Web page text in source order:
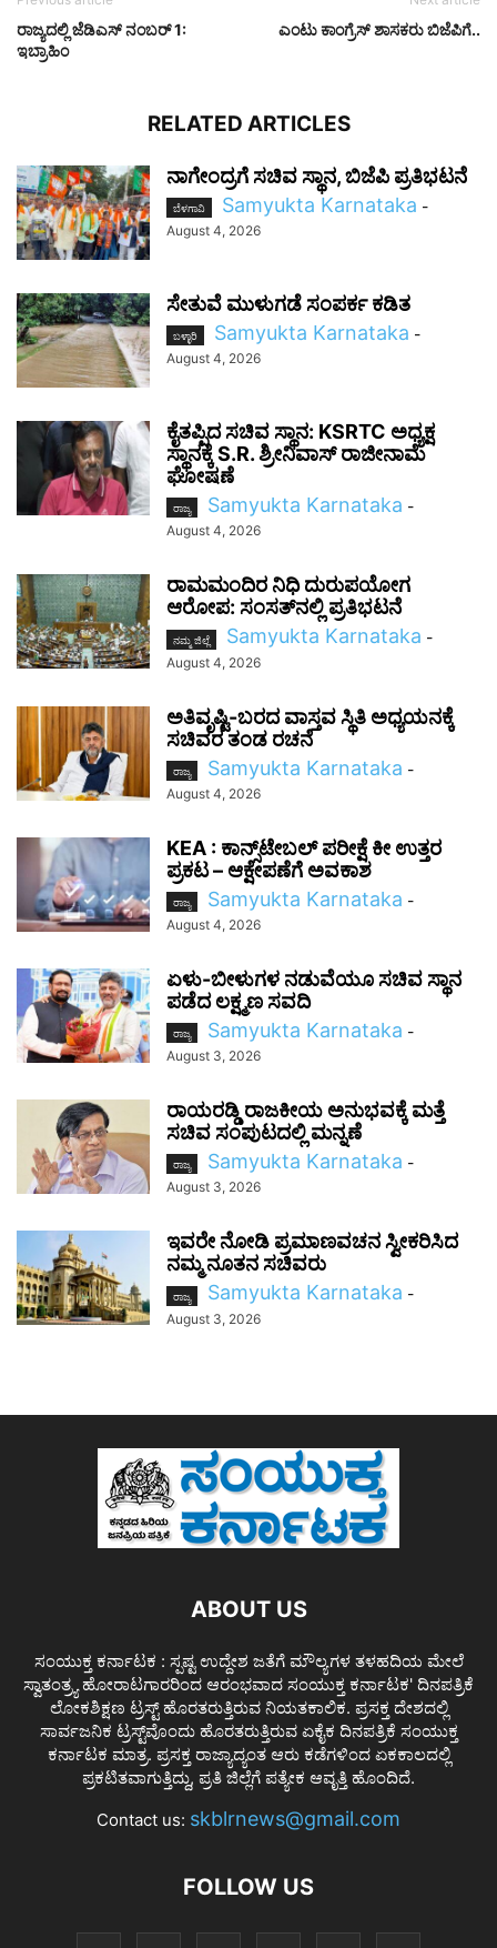
ರಾಜ್ಯದಲ್ಲಿ ಜೆಡಿಎಸ್ ನಂಬರ್ 1:
ಇಬ್ರಾಹಿಂ
ಎಂಟು ಕಾಂಗ್ರೆಸ್ ಶಾಸಕರು ಬಿಜೆಪಿಗೆ..
RELATED ARTICLES
ನಾಗೇಂದ್ರಗೆ ಸಚಿವ ಸ್ಥಾನ, ಬಿಜೆಪಿ ಪ್ರತಿಭಟನೆ
ಬೆಳಗಾವಿ Samyukta Karnataka -
August 4, 2026
ಸೇತುವೆ ಮುಳುಗಡೆ ಸಂಪರ್ಕ ಕಡಿತ
ಬಳ್ಳಾರಿ Samyukta Karnataka -
August 4, 2026
ಕೈತಪ್ಪಿದ ಸಚಿವ ಸ್ಥಾನ: KSRTC ಅಧ್ಯಕ್ಷ
ಸ್ಥಾನಕ್ಕೆ S.R. ಶ್ರೀನಿವಾಸ್ ರಾಜೀನಾಮೆ
ಘೋಷಣೆ
ರಾಜ್ಯ Samyukta Karnataka -
August 4, 2026
ರಾಮಮಂದಿರ ನಿಧಿ ದುರುಪಯೋಗ
ಆರೋಪ: ಸಂಸತ್‌ನಲ್ಲಿ ಪ್ರತಿಭಟನೆ
ನಮ್ಮ ಜಿಲ್ಲೆ Samyukta Karnataka -
August 4, 2026
ಅತಿವೃಷ್ಟಿ-ಬರದ ವಾಸ್ತವ ಸ್ಥಿತಿ ಅಧ್ಯಯನಕ್ಕೆ
ಸಚಿವರ ತಂಡ ರಚನೆ
ರಾಜ್ಯ Samyukta Karnataka -
August 4, 2026
KEA : ಕಾನ್ಸ್‌ಟೇಬಲ್ ಪರೀಕ್ಷೆ ಕೀ ಉತ್ತರ
ಪ್ರಕಟ – ಆಕ್ಷೇಪಣೆಗೆ ಅವಕಾಶ
ರಾಜ್ಯ Samyukta Karnataka -
August 4, 2026
ಏಳು-ಬೀಳುಗಳ ನಡುವೆಯೂ ಸಚಿವ ಸ್ಥಾನ
ಪಡೆದ ಲಕ್ಷ್ಮಣ ಸವದಿ
ರಾಜ್ಯ Samyukta Karnataka -
August 3, 2026
ರಾಯರಡ್ಡಿ ರಾಜಕೀಯ ಅನುಭವಕ್ಕೆ ಮತ್ತೆ
ಸಚಿವ ಸಂಪುಟದಲ್ಲಿ ಮನ್ನಣೆ
ರಾಜ್ಯ Samyukta Karnataka -
August 3, 2026
ಇವರೇ ನೋಡಿ ಪ್ರಮಾಣವಚನ ಸ್ವೀಕರಿಸಿದ
ನಮ್ಮ ನೂತನ ಸಚಿವರು
ರಾಜ್ಯ Samyukta Karnataka -
August 3, 2026
ABOUT US
ಸಂಯುಕ್ತ ಕರ್ನಾಟಕ : ಸ್ಪಷ್ಟ ಉದ್ದೇಶ ಜತೆಗೆ ಮೌಲ್ಯಗಳ ತಳಹದಿಯ ಮೇಲೆ
ಸ್ವಾತಂತ್ರ್ಯ ಹೋರಾಟಗಾರರಿಂದ ಆರಂಭವಾದ ಸಂಯುಕ್ತ ಕರ್ನಾಟಕ' ದಿನಪತ್ರಿಕೆ
ಲೋಕಶಿಕ್ಷಣ ಟ್ರಸ್ಟ್ ಹೊರತರುತ್ತಿರುವ ನಿಯತಕಾಲಿಕ. ಪ್ರಸಕ್ತ ದೇಶದಲ್ಲಿ
ಸಾರ್ವಜನಿಕ ಟ್ರಸ್ಟ್‌ವೊಂದು ಹೊರತರುತ್ತಿರುವ ಏಕೈಕ ದಿನಪತ್ರಿಕೆ ಸಂಯುಕ್ತ
ಕರ್ನಾಟಕ ಮಾತ್ರ. ಪ್ರಸಕ್ತ ರಾಜ್ಯಾದ್ಯಂತ ಆರು ಕಡೆಗಳಿಂದ ಏಕಕಾಲದಲ್ಲಿ
ಪ್ರಕಟಿತವಾಗುತ್ತಿದ್ದು, ಪ್ರತಿ ಜಿಲ್ಲೆಗೆ ಪತ್ಯೇಕ ಆವೃತ್ತಿ ಹೊಂದಿದೆ.
Contact us: skblrnews@gmail.com
FOLLOW US